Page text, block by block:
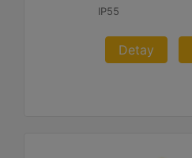
IP55
Detay